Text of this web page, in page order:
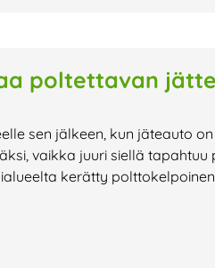
poltettavan
sen jälkeen, kun jäteauto
vaikka juuri siellä
kerätty